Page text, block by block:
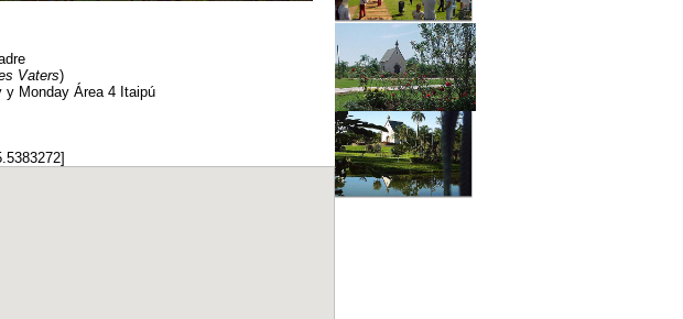
Vaters)
y Monday Área 4 Itaipú